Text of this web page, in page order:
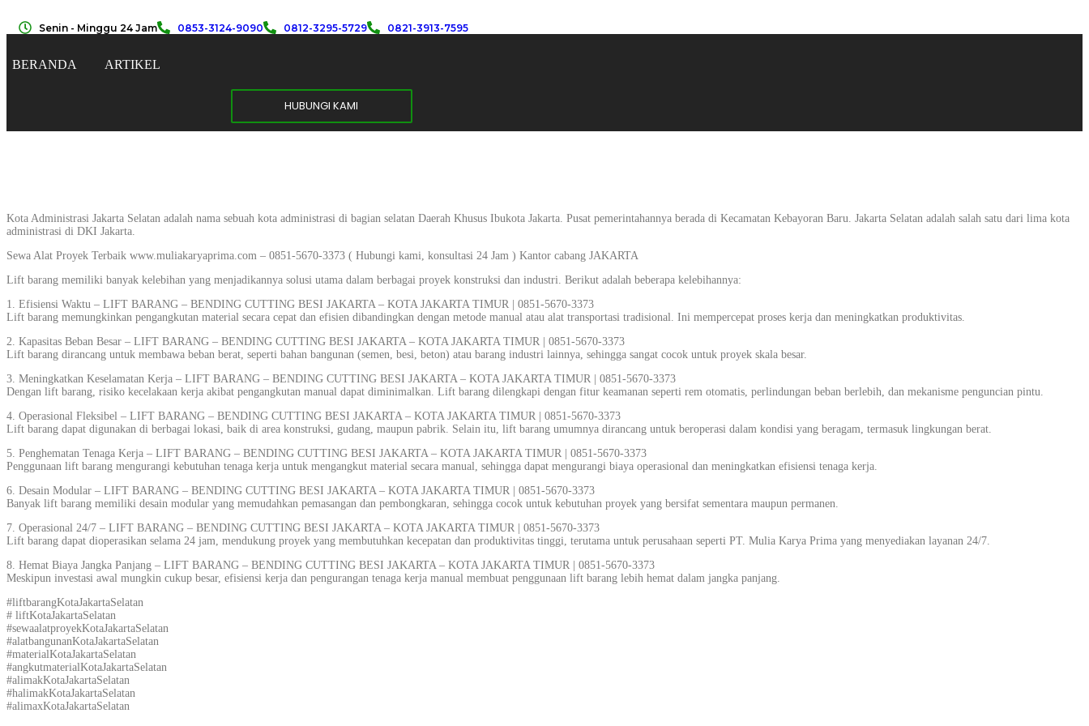
Senin - Minggu 24 Jam 0853-3124-9090 0812-3295-5729 0821-3913-7595
BERANDA ARTIKEL
HUBUNGI KAMI
Kota Administrasi Jakarta Selatan adalah nama sebuah kota administrasi di bagian selatan Daerah Khusus Ibukota Jakarta. Pusat pemerintahannya berada di Kecamatan Kebayoran Baru. Jakarta Selatan adalah salah satu dari lima kota
administrasi di DKI Jakarta.
Sewa Alat Proyek Terbaik www.muliakaryaprima.com – 0851-5670-3373 ( Hubungi kami, konsultasi 24 Jam ) Kantor cabang JAKARTA
Lift barang memiliki banyak kelebihan yang menjadikannya solusi utama dalam berbagai proyek konstruksi dan industri. Berikut adalah beberapa kelebihannya:
1. Efisiensi Waktu – LIFT BARANG – BENDING CUTTING BESI JAKARTA – KOTA JAKARTA TIMUR | 0851-5670-3373
Lift barang memungkinkan pengangkutan material secara cepat dan efisien dibandingkan dengan metode manual atau alat transportasi tradisional. Ini mempercepat proses kerja dan meningkatkan produktivitas.
2. Kapasitas Beban Besar – LIFT BARANG – BENDING CUTTING BESI JAKARTA – KOTA JAKARTA TIMUR | 0851-5670-3373
Lift barang dirancang untuk membawa beban berat, seperti bahan bangunan (semen, besi, beton) atau barang industri lainnya, sehingga sangat cocok untuk proyek skala besar.
3. Meningkatkan Keselamatan Kerja – LIFT BARANG – BENDING CUTTING BESI JAKARTA – KOTA JAKARTA TIMUR | 0851-5670-3373
Dengan lift barang, risiko kecelakaan kerja akibat pengangkutan manual dapat diminimalkan. Lift barang dilengkapi dengan fitur keamanan seperti rem otomatis, perlindungan beban berlebih, dan mekanisme penguncian pintu.
4. Operasional Fleksibel – LIFT BARANG – BENDING CUTTING BESI JAKARTA – KOTA JAKARTA TIMUR | 0851-5670-3373
Lift barang dapat digunakan di berbagai lokasi, baik di area konstruksi, gudang, maupun pabrik. Selain itu, lift barang umumnya dirancang untuk beroperasi dalam kondisi yang beragam, termasuk lingkungan berat.
5. Penghematan Tenaga Kerja – LIFT BARANG – BENDING CUTTING BESI JAKARTA – KOTA JAKARTA TIMUR | 0851-5670-3373
Penggunaan lift barang mengurangi kebutuhan tenaga kerja untuk mengangkut material secara manual, sehingga dapat mengurangi biaya operasional dan meningkatkan efisiensi tenaga kerja.
6. Desain Modular – LIFT BARANG – BENDING CUTTING BESI JAKARTA – KOTA JAKARTA TIMUR | 0851-5670-3373
Banyak lift barang memiliki desain modular yang memudahkan pemasangan dan pembongkaran, sehingga cocok untuk kebutuhan proyek yang bersifat sementara maupun permanen.
7. Operasional 24/7 – LIFT BARANG – BENDING CUTTING BESI JAKARTA – KOTA JAKARTA TIMUR | 0851-5670-3373
Lift barang dapat dioperasikan selama 24 jam, mendukung proyek yang membutuhkan kecepatan dan produktivitas tinggi, terutama untuk perusahaan seperti PT. Mulia Karya Prima yang menyediakan layanan 24/7.
8. Hemat Biaya Jangka Panjang – LIFT BARANG – BENDING CUTTING BESI JAKARTA – KOTA JAKARTA TIMUR | 0851-5670-3373
Meskipun investasi awal mungkin cukup besar, efisiensi kerja dan pengurangan tenaga kerja manual membuat penggunaan lift barang lebih hemat dalam jangka panjang.
#liftbarangKotaJakartaSelatan
# liftKotaJakartaSelatan
#sewaalatproyekKotaJakartaSelatan
#alatbangunanKotaJakartaSelatan
#materialKotaJakartaSelatan
#angkutmaterialKotaJakartaSelatan
#alimakKotaJakartaSelatan
#halimakKotaJakartaSelatan
#alimaxKotaJakartaSelatan